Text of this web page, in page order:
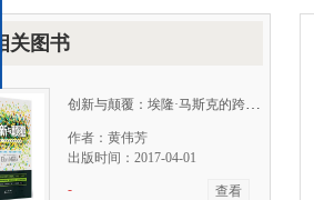
相关图书
创新与颠覆：埃隆·马斯克的跨界传奇
作者：黄伟芳
出版时间：2017-04-01
-
查看